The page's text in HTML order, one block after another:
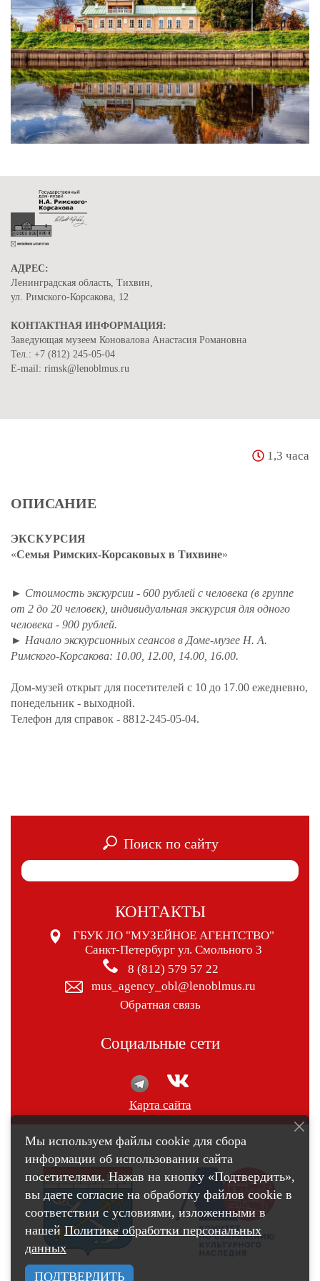
АДРЕС:
Ленинградская область, Тихвин,
ул. Римского-Корсакова, 12
КОНТАКТНАЯ ИНФОРМАЦИЯ:
Заведующая музеем Коновалова Анастасия Романовна
Тел.: +7 (812) 245-05-04
E-mail: rimsk@lenoblmus.ru
1,3 часа
ОПИСАНИЕ
ЭКСКУРСИЯ
«Семья Римских-Корсаковых в Тихвине»
► Стоимость экскурсии - 600 рублей с человека (в группе
от 2 до 20 человек), индивидуальная экскурсия для одного
человека - 900 рублей.
► Начало экскурсионных сеансов в Доме-музее Н. А.
Римского-Корсакова: 10.00, 12.00, 14.00, 16.00.
Дом-музей открыт для посетителей с 10 до 17.00 ежедневно,
понедельник - выходной.
Телефон для справок - 8812-245-05-04.
Поиск по сайту
КОНТАКТЫ
ГБУК ЛО "МУЗЕЙНОЕ АГЕНТСТВО"
Санкт-Петербург ул. Смольного 3
8 (812) 579 57 22
mus_agency_obl@lenoblmus.ru
Обратная связь
Социальные сети
Карта сайта
Мы используем файлы cookie для сбора
информации об использовании сайта
посетителями. Нажав на кнопку «Подтвердить»,
вы даете согласие на обработку файлов cookie в
соответствии с условиями, изложенными в
нашей Политике обработки персональных
данных
ПОДТВЕРДИТЬ